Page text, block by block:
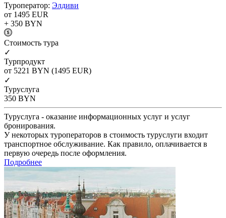
Туроператор: Элдиви
от 1495 EUR
+ 350 BYN
Cтоимость тура
✓
Турпродукт
от 5221 BYN (1495 EUR)
✓
Туруслуга
350 BYN
Туруслуга - оказание информационных услуг и услуг
бронирования.
У некоторых туроператоров в стоимость туруслуги входит
транспортное обслуживание. Как правило, оплачивается в
первую очередь после оформления.
Подробнее